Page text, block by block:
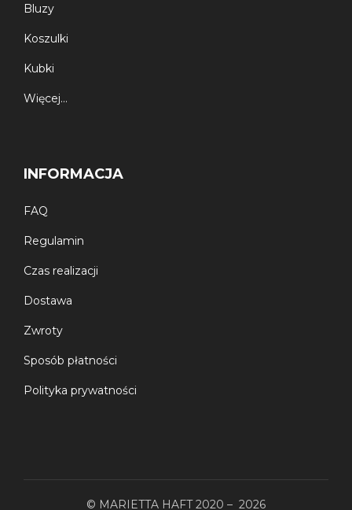
Bluzy
Koszulki
Kubki
Więcej…
INFORMACJA
FAQ
Regulamin
Czas realizacji
Dostawa
Zwroty
Sposób płatności
Polityka prywatności
© MARIETTA HAFT 2020 – 2026